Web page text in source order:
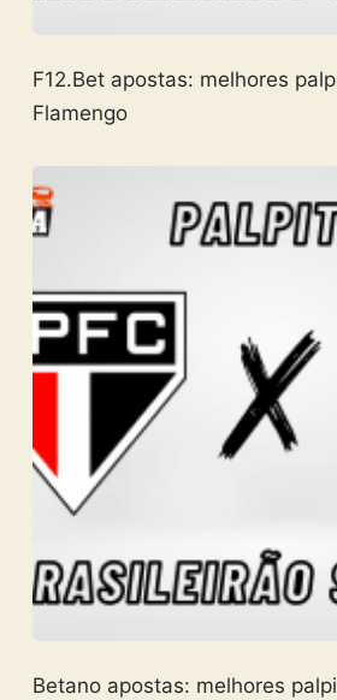
F12.Bet apostas: melhores
Flamengo
Betano apostas: melhores